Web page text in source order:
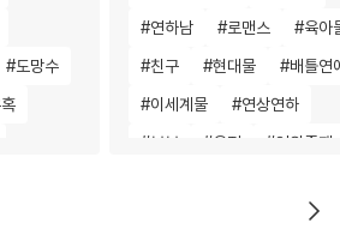
#도망수
#연하남 #로맨스 #육아
#친구 #현대물 #배틀연
#이세계물 #연상연하
#부부 #우정 #인외존재